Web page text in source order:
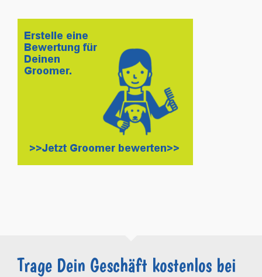
Trage Dein Geschäft kostenlos bei